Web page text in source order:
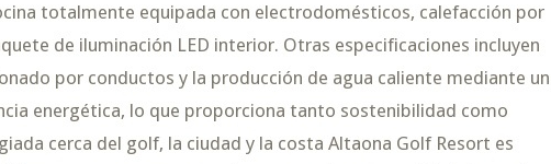
totalmente equipada con electrodomésticos, calefacción por
de iluminación LED interior. Otras especificaciones incluyen
por conductos y la producción de agua caliente mediante un
energética, lo que proporciona tanto sostenibilidad como
cerca del golf, la ciudad y la costa Altaona Golf Resort es